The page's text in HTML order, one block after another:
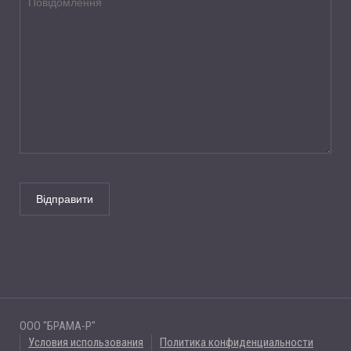
ООО "БРАМА-Р"
Условия использования
Политика конфиденциальности